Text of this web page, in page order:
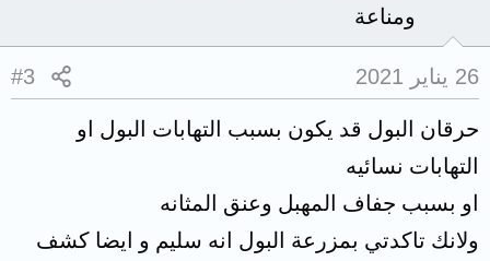
ومناعة
26 يناير 2021 #3
حرقان البول قد يكون بسبب التهابات البول او
التهابات نسائيه
او بسبب جفاف المهبل وعنق المثانه
ولانك تاكدتي بمزرعة البول انه سليم و ايضا كشف